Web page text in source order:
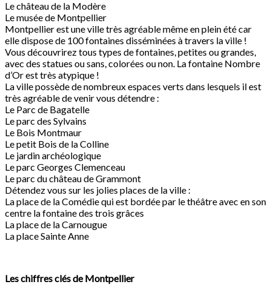
Le château de la Modère
Le musée de Montpellier
Montpellier est une ville très agréable même en plein été car
elle dispose de 100 fontaines disséminées à travers la ville !
Vous découvrirez tous types de fontaines, petites ou grandes,
avec des statues ou sans, colorées ou non. La fontaine Nombre
d’Or est très atypique !
La ville possède de nombreux espaces verts dans lesquels il est
très agréable de venir vous détendre :
Le Parc de Bagatelle
Le parc des Sylvains
Le Bois Montmaur
Le petit Bois de la Colline
Le jardin archéologique
Le parc Georges Clemenceau
Le parc du château de Grammont
Détendez vous sur les jolies places de la ville :
La place de la Comédie qui est bordée par le théâtre avec en son
centre la fontaine des trois grâces
La place de la Carnougue
La place Sainte Anne
Les chiffres clés de Montpellier